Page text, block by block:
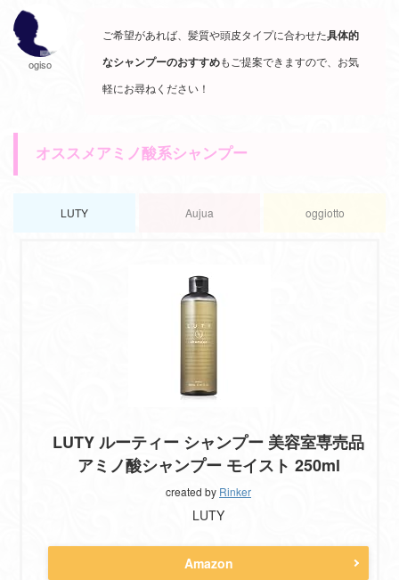
ogiso
ご希望があれば、髪質や頭皮タイプに合わせた具体的
なシャンプーのおすすめもご提案できますので、お気
軽にお尋ねください！
オススメアミノ酸系シャンプー
LUTY Aujua oggiotto
LUTY ルーティー シャンプー 美容室専売品
アミノ酸シャンプー モイスト 250ml
created by Rinker
LUTY
Amazon